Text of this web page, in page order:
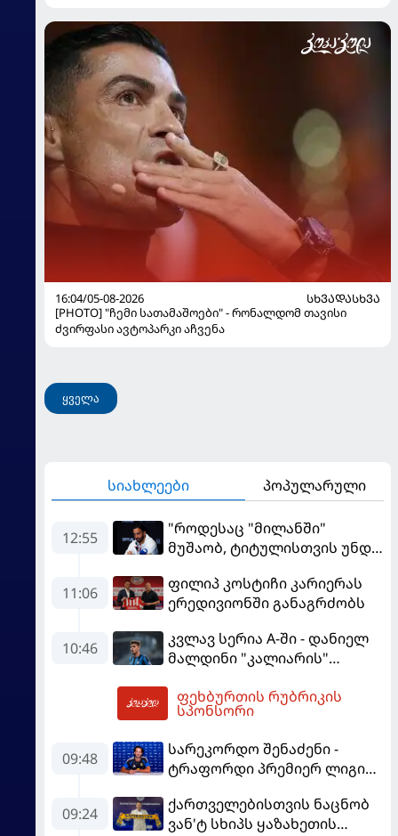
16:04/05-08-2026
ᲡᲮᲕᲐᲓᲐᲡᲮᲕᲐ
[PHOTO] "ჩემი სათამაშოები" - რონალდომ თავისი
ძვირფასი ავტოპარკი აჩვენა
ყველა
სიახლეები პოპულარული
12:55
"როდესაც "მილანში"
მუშაობ, ტიტულისთვის უნდა
"როსონერის" ფანები
დააიმედა
11:06
ფილიპ კოსტიჩი კარიერას
ერედივიონში განაგრძობს
10:46
კვლავ სერია A-ში - დანიელ
მალდინი "კალიარის"
ფეხბურთის რუბრიკის
სპონსორი
09:48
სარეკორდო შენაძენი -
ტრაფორდი პრემიერ ლიგის
09:24
ქართველებისთვის ნაცნობ
ვან'ტ სხიპს ყაზახეთის